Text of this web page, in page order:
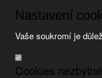
Nastavení
Vaše soukromí je
Cookies
Přeskočit na hlavní obsah
Obchodní podmínky
Registrace